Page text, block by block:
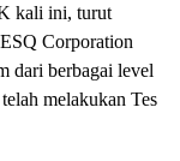
kali ini, turut
Corporation
dari berbagai level
melakukan Tes